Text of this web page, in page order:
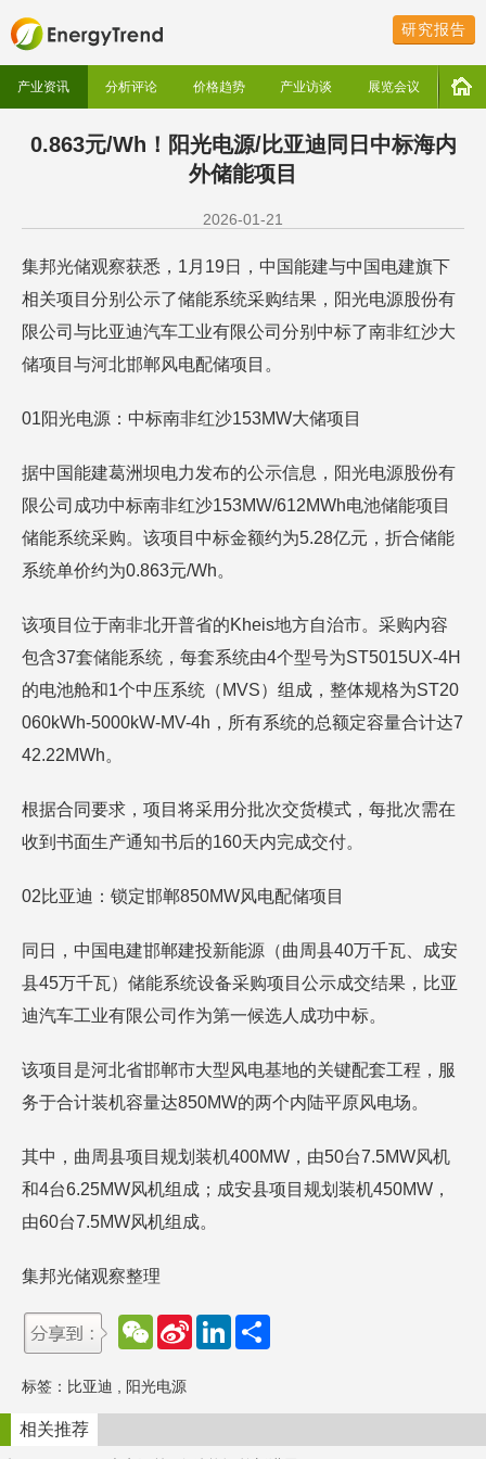
研究报告
产业资讯 分析评论 价格趋势 产业访谈 展览会议
0.863元/Wh！阳光电源/比亚迪同日中标海内
外储能项目
2026-01-21
集邦光储观察获悉，1月19日，中国能建与中国电建旗下
相关项目分别公示了储能系统采购结果，阳光电源股份有
限公司与比亚迪汽车工业有限公司分别中标了南非红沙大
储项目与河北邯郸风电配储项目。
01阳光电源：中标南非红沙153MW大储项目
据中国能建葛洲坝电力发布的公示信息，阳光电源股份有
限公司成功中标南非红沙153MW/612MWh电池储能项目
储能系统采购。该项目中标金额约为5.28亿元，折合储能
系统单价约为0.863元/Wh。
该项目位于南非北开普省的Kheis地方自治市。采购内容
包含37套储能系统，每套系统由4个型号为ST5015UX-4H
的电池舱和1个中压系统（MVS）组成，整体规格为ST20
060kWh-5000kW-MV-4h，所有系统的总额定容量合计达7
42.22MWh。
根据合同要求，项目将采用分批次交货模式，每批次需在
收到书面生产通知书后的160天内完成交付。
02比亚迪：锁定邯郸850MW风电配储项目
同日，中国电建邯郸建投新能源（曲周县40万千瓦、成安
县45万千瓦）储能系统设备采购项目公示成交结果，比亚
迪汽车工业有限公司作为第一候选人成功中标。
该项目是河北省邯郸市大型风电基地的关键配套工程，服
务于合计装机容量达850MW的两个内陆平原风电场。
其中，曲周县项目规划装机400MW，由50台7.5MW风机
和4台6.25MW风机组成；成安县项目规划装机450MW，
由60台7.5MW风机组成。
集邦光储观察整理
W
e
a
t
S
e
b
L
d
n
标签： 比亚迪 阳光电源
相关推荐